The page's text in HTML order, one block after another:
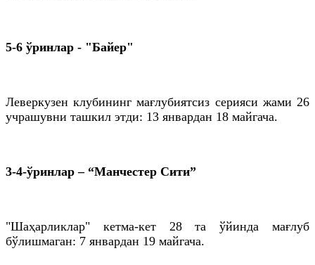
5-6 ўринлар - "Байер"
Леверкузен клубининг мағлубиятсиз серияси жами 26
учрашувни ташкил этди: 13 январдан 18 майгача.
3-4-ўринлар – “Манчестер Сити”
"Шаҳарликлар" кетма-кет 28 та ўйинда мағлуб
бўлишмаган: 7 январдан 19 майгача.